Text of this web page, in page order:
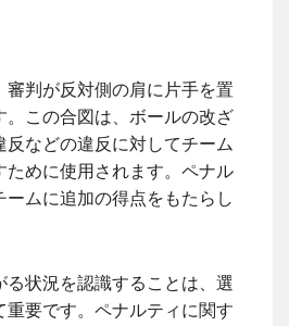
審判が反対側の肩に片手を置
。この合図は、ボールの改ざ
反などの違反に対してチーム
ために使用されます。ペナル
ームに追加の得点をもたらし
る状況を認識することは、選
重要です。ペナルティに関す